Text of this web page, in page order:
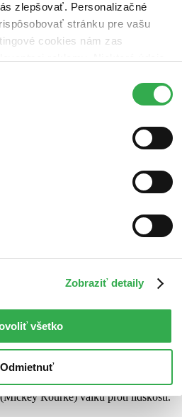
zlepšovať. Personalizačné
stránku pre vašu
cookies nám zas
všetky tieto cookies. Ďakujeme!
Zobraziť detaily
všetko
Odmietnuť
vyhráli svůj mýtický zápas proti
světem. Šílený touhou po
Rourke) válku proti lidskosti.